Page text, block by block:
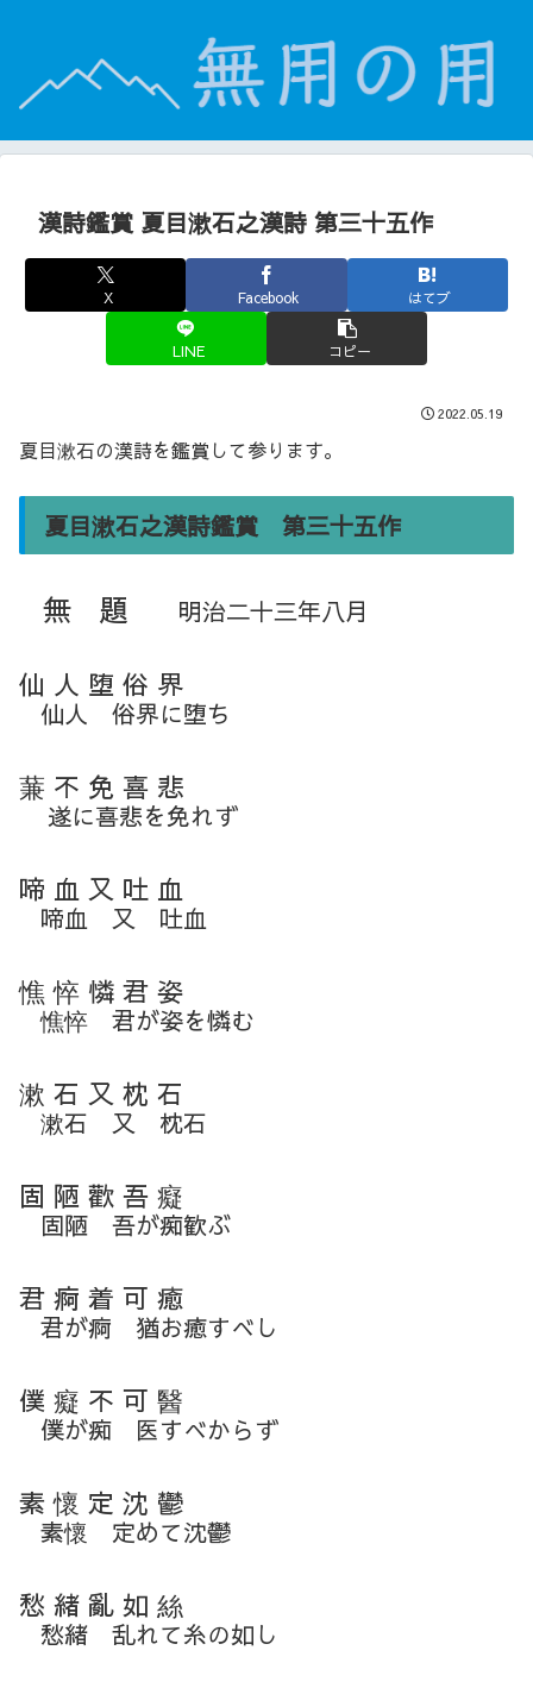
漢詩鑑賞 夏目漱石之漢詩 第三十五作
X Facebook はてブ
LINE コピー
2022.05.19
夏目漱石の漢詩を鑑賞して参ります。
夏目漱石之漢詩鑑賞 第三十五作
無 題 明治二十三年八月
仙 人 堕 俗 界
仙人 俗界に堕ち
蒹 不 免 喜 悲
遂に喜悲を免れず
啼 血 又 吐 血
啼血 又 吐血
憔 悴 憐 君 姿
憔悴 君が姿を憐む
漱 石 又 枕 石
漱石 又 枕石
固 陋 歡 吾 癡
固陋 吾が痴歓ぶ
君 痾 着 可 癒
君が痾 猶お癒すべし
僕 癡 不 可 醫
僕が痴 医すべからず
素 懷 定 沈 鬱
素懷 定めて沈鬱
愁 緒 亂 如 絲
愁緒 乱れて糸の如し